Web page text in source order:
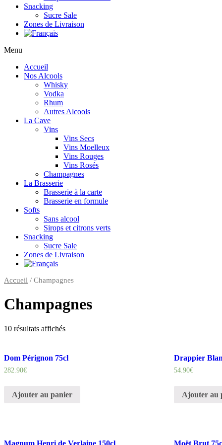
Snacking
Sucre Sale
Zones de Livraison
Menu
Accueil
Nos Alcools
Whisky
Vodka
Rhum
Autres Alcools
La Cave
Vins
Vins Secs
Vins Moelleux
Vins Rouges
Vins Rosés
Champagnes
La Brasserie
Brasserie à la carte
Brasserie en formule
Softs
Sans alcool
Sirops et citrons verts
Snacking
Sucre Sale
Zones de Livraison
Accueil / Champagnes
Champagnes
10 résultats affichés
Dom Pérignon 75cl
282.90€
Ajouter au panier
Drappier
54.90€
Ajouter au